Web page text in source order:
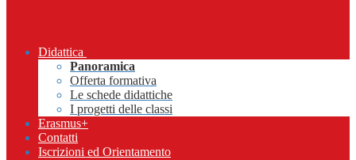
Didattica
Panoramica
Offerta formativa
Le schede didattiche
I progetti delle classi
Erasmus+
Contatti
Iscrizioni ed Orientamento